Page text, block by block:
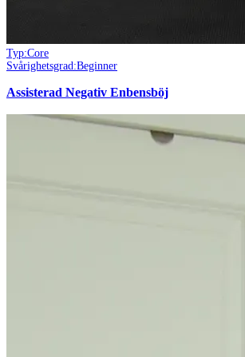
Typ:Core
Svårighetsgrad:Beginner
Assisterad Negativ Enbensböj